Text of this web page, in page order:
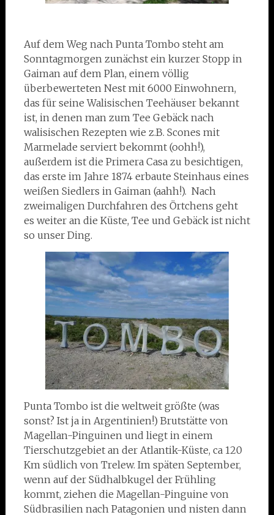
Auf dem Weg nach Punta Tombo steht am
Sonntagmorgen zunächst ein kurzer Stopp in
Gaiman auf dem Plan, einem völlig
überbewerteten Nest mit 6000 Einwohnern,
das für seine Walisischen Teehäuser bekannt
ist, in denen man zum Tee Gebäck nach
walisischen Rezepten wie z.B. Scones mit
Marmelade serviert bekommt (oohh!),
außerdem ist die Primera Casa zu besichtigen,
das erste im Jahre 1874 erbaute Steinhaus eines
weißen Siedlers in Gaiman (aahh!). Nach
zweimaligen Durchfahren des Örtchens geht
es weiter an die Küste, Tee und Gebäck ist nicht
so unser Ding.
Punta Tombo ist die weltweit größte (was
sonst? Ist ja in Argentinien!) Brutstätte von
Magellan-Pinguinen und liegt in einem
Tierschutzgebiet an der Atlantik-Küste, ca 120
Km südlich von Trelew. Im späten September,
wenn auf der Südhalbkugel der Frühling
kommt, ziehen die Magellan-Pinguine von
Südbrasilien nach Patagonien und nisten dann